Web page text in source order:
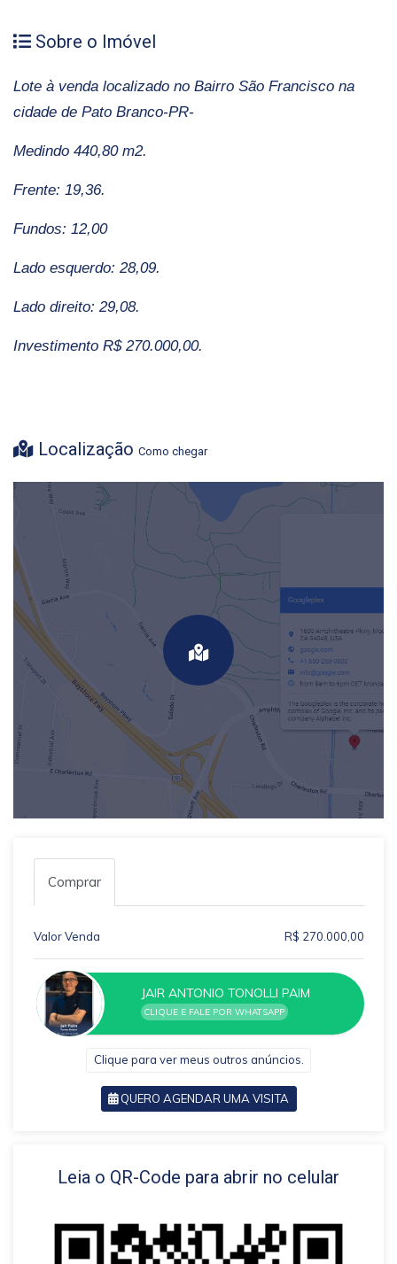
Sobre o Imóvel
Lote à venda localizado no Bairro São Francisco na
cidade de Pato Branco-PR-
Medindo 440,80 m2.
Frente: 19,36.
Fundos: 12,00
Lado esquerdo: 28,09.
Lado direito: 29,08.
Investimento R$ 270.000,00.
Localização Como chegar
Comprar
Valor Venda R$ 270.000,00
JAIR ANTONIO TONOLLI PAIM
CLIQUE E FALE POR WHATSAPP
Clique para ver meus outros anúncios.
QUERO AGENDAR UMA VISITA
VOLTAR
Leia o QR-Code para abrir no celular